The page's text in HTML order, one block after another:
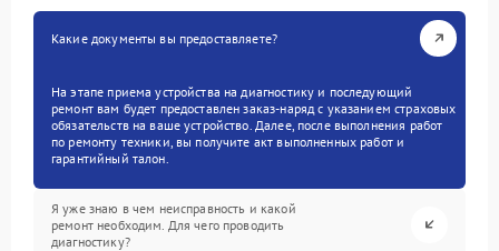
Какие документы вы предоставляете?
На этапе приема устройства на диагностику и последующий
ремонт вам будет предоставлен заказ-наряд с указанием страховых
обязательств на ваше устройство. Далее, после выполнения работ
по ремонту техники, вы получите акт выполненных работ и
гарантийный талон.
Я уже знаю в чем неисправность и какой
ремонт необходим. Для чего проводить
диагностику?